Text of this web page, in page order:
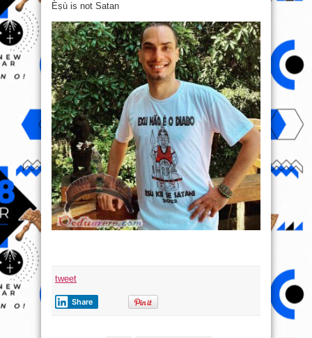
Èṣù is not Satan
tweet
Share